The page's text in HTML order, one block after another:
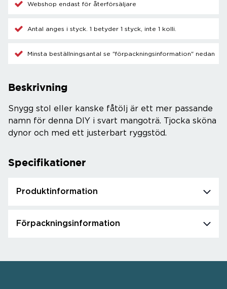
Webshop endast för återförsäljare
Antal anges i styck. 1 betyder 1 styck, inte 1 kolli.
Minsta beställningsantal se "förpackningsinformation" nedan
Beskrivning
Snygg stol eller kanske fåtölj är ett mer passande
namn för denna DIY i svart mangoträ. Tjocka sköna
dynor och med ett justerbart ryggstöd.
Specifikationer
Produktinformation
Förpackningsinformation